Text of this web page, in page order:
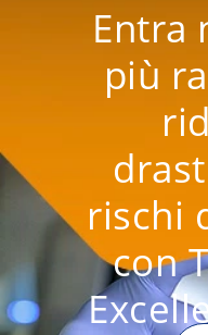
Entra
più
rischi
con